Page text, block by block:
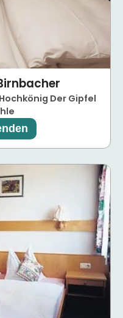
Der Gipfel